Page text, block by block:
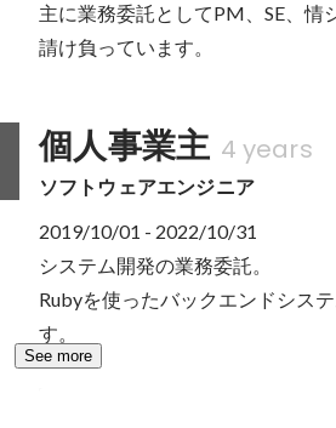
主に業務委託としてPM、SE、
請け負っています。
個人事業主 4 years
ソフトウェアエンジニア
2019/10/01 - 2022/10/31
システム開発の業務委託。
Rubyを使ったバックエンドシス
す。
See more